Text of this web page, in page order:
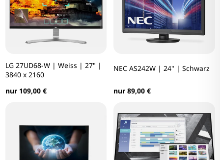
LG 27UD68-W | Weiss | 27" |
3840 x 2160
nur 109,00 €
NEC AS242W | 24" | Schwarz
nur 89,00 €